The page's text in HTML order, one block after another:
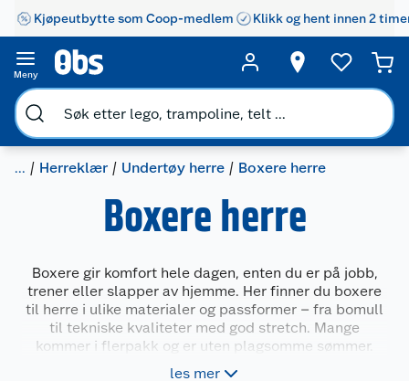
Kjøpeutbytte som Coop-medlem Klikk og hent innen 2
Meny
... Herreklær Undertøy herre Boxere herre
Boxere herre
Boxere gir komfort hele dagen, enten du er på jobb,
trener eller slapper av hjemme. Her finner du boxere
til herre i ulike materialer og passformer – fra bomull
til tekniske kvaliteter med god stretch. Mange
kommer i flerpakk og er uten plagsomme sømmer.
Modellene passer både til daglig bruk og aktivitet, og
les mer